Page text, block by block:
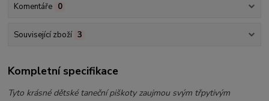
Komentáře 0
Související zboží 3
Kompletní specifikace
Tyto krásné dětské taneční piškoty zaujmou svým třpytivým